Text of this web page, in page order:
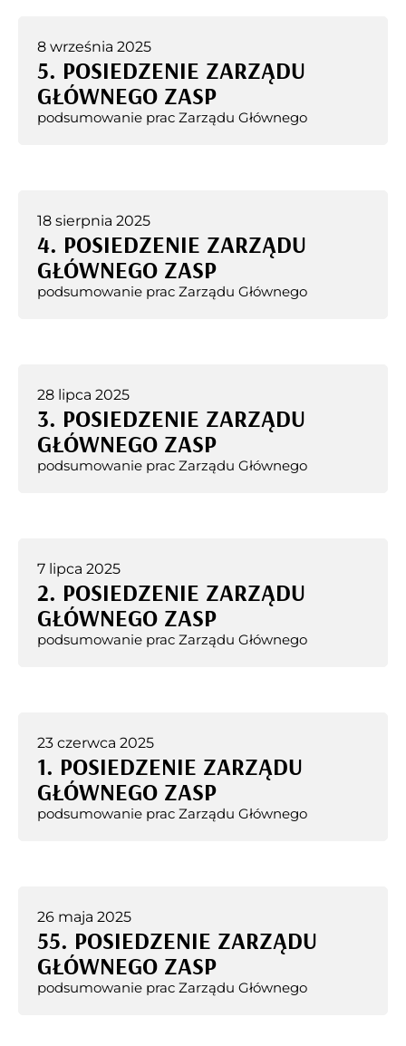
8 września 2025
5. POSIEDZENIE ZARZĄDU
GŁÓWNEGO ZASP
podsumowanie prac Zarządu Głównego
18 sierpnia 2025
4. POSIEDZENIE ZARZĄDU
GŁÓWNEGO ZASP
podsumowanie prac Zarządu Głównego
28 lipca 2025
3. POSIEDZENIE ZARZĄDU
GŁÓWNEGO ZASP
podsumowanie prac Zarządu Głównego
7 lipca 2025
2. POSIEDZENIE ZARZĄDU
GŁÓWNEGO ZASP
podsumowanie prac Zarządu Głównego
23 czerwca 2025
1. POSIEDZENIE ZARZĄDU
GŁÓWNEGO ZASP
podsumowanie prac Zarządu Głównego
26 maja 2025
55. POSIEDZENIE ZARZĄDU
GŁÓWNEGO ZASP
podsumowanie prac Zarządu Głównego